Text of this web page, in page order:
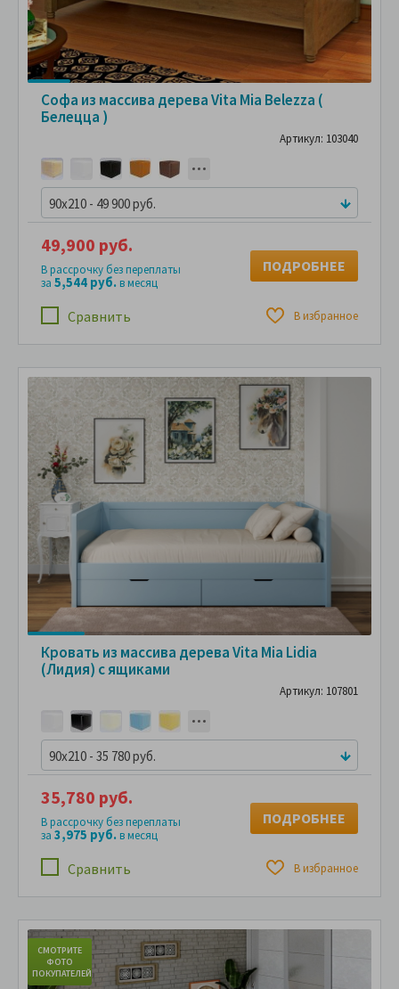
Софа из массива дерева Vita Mia Belezza (
Белецца )
Артикул: 103040
90x210 - 49 900 руб.
Сравнить В избранное
49,900 руб.
В рассрочку без переплаты
за 5,544 руб.в месяц
ПОДРОБНЕЕ
Кровать из массива дерева Vita Mia Lidia
(Лидия) с ящиками
Артикул: 107801
90x210 - 35 780 руб.
Сравнить В избранное
35,780 руб.
В рассрочку без переплаты
за 3,975 руб.в месяц
ПОДРОБНЕЕ
СМОТРИТЕ
ФОТО
ПОКУПАТЕЛЕЙ